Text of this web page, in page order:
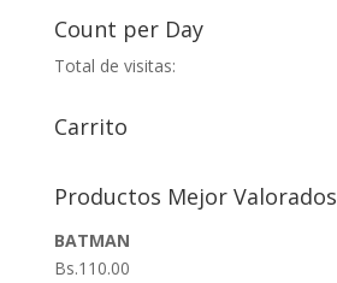
Count per Day
Total de visitas:
Carrito
Productos Mejor Valorados
BATMAN
Bs.110.00